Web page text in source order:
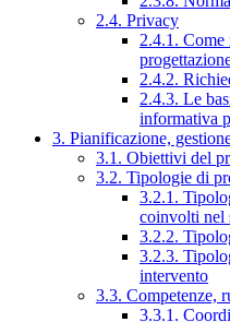
2.4. Privacy
2.4.1. Come
2.4.2.
2.4.3. Le
informativa
3. Pianificazione,
3.1. Obiettivi del
3.2. Tipologie di
3.2.1.
coinvolti nel
3.2.2.
3.2.3.
intervento
3.3. Competenze,
3.3.1.